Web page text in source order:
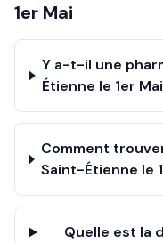
1er Mai
Y a-t-il une
Étienne le 1er
Comment
Saint-Étienne le
Quelle est la